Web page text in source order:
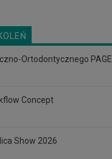
Ortodontycznego PAGE
Concept
Show 2026